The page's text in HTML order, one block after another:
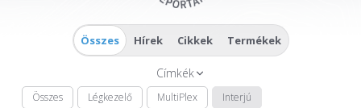
Összes Hírek Cikkek Termékek
Címkék
Összes Légkezelő MultiPlex
Interjú